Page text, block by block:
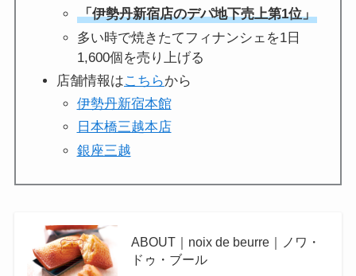
「伊勢丹新宿店のデパ地下売上第1位」
多い時で焼きたてフィナンシェを1日
1,600個を売り上げる
店舗情報はこちらから
伊勢丹新宿本館
日本橋三越本店
銀座三越
ABOUT｜noix de beurre｜ノワ・
ドゥ・ブール